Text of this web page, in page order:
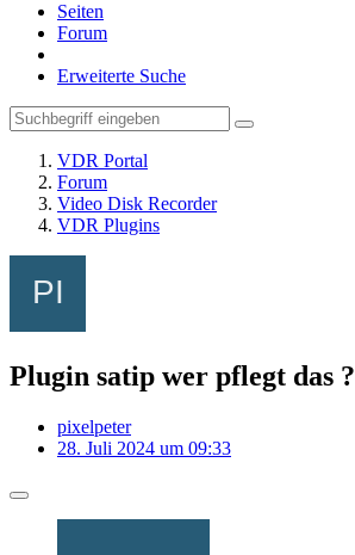
Seiten
Forum
Erweiterte Suche
VDR Portal
Forum
Video Disk Recorder
VDR Plugins
Plugin satip wer pflegt das ?
pixelpeter
28. Juli 2024 um 09:33